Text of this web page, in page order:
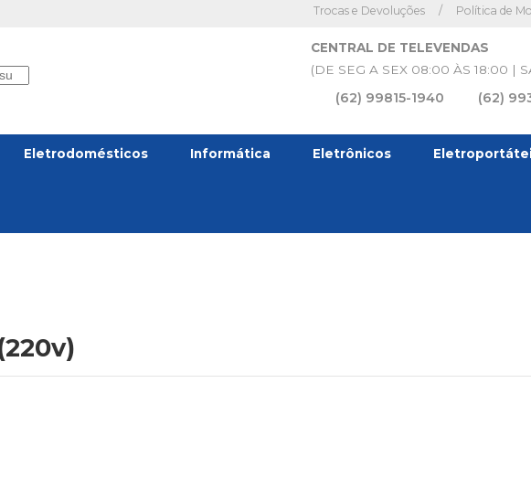
Política de
/
Trocas e Devoluções
CENTRAL DE TELEVENDAS
(DE SEG A SEX 08:00 ÀS 18:00 |
(62) 99815-1940 (62)
Eletrodomésticos Informática Eletrônicos